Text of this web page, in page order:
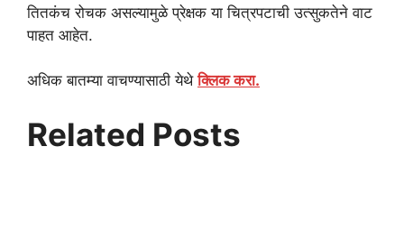
तितकंच रोचक असल्यामुळे प्रेक्षक या चित्रपटाची उत्सुकतेने वाट
पाहत आहेत.
अधिक बातम्या वाचण्यासाठी येथेक्लिक करा.
Related Posts